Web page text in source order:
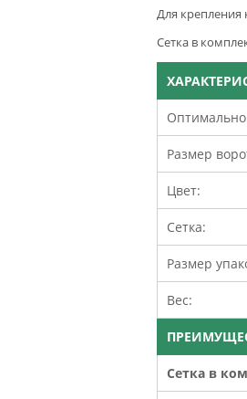
Для крепления
Сетка в
Оптимально
Размер
Цвет:
Сетка:
Размер
Вес:
Сетка в